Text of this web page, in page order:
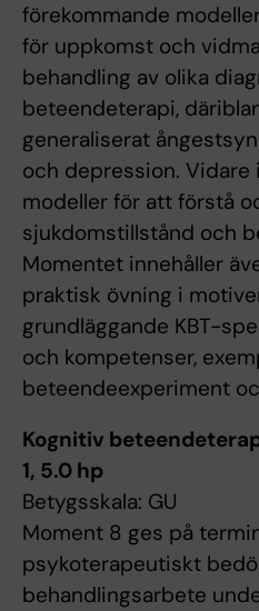
förekommande
för uppkomst och
behandling av olika
beteendeterapi,
generaliserat
och depression. Vidare
modeller för att förstå
sjukdomstillstånd och
Momentet innehåller
praktisk övning i
grundläggande KBT-
och kompetenser,
beteendeexperiment
Kognitiv
1, 5.0 hp
Betygsskala: GU
Moment 8 ges på
psykoterapeutiskt
behandlingsarbete